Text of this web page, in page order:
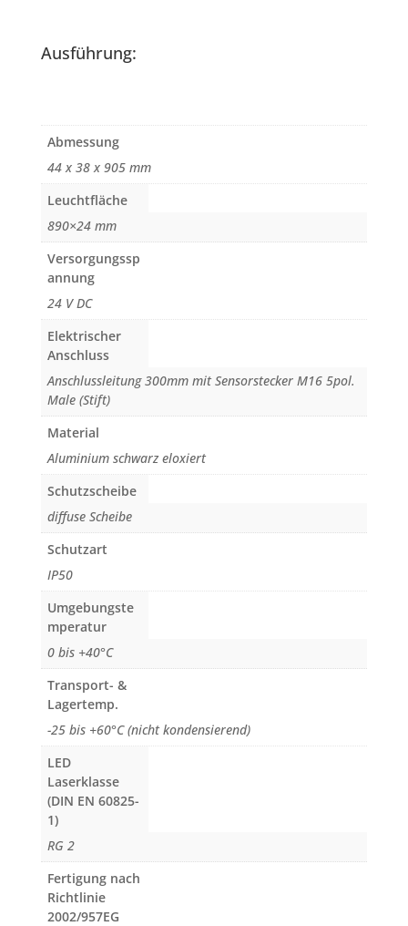
Ausführung:
Abmessung
44 x 38 x 905 mm
Leuchtfläche
890×24 mm
Versorgungssp
annung
24 V DC
Elektrischer
Anschluss
Anschlussleitung 300mm mit Sensorstecker M16 5pol.
Male (Stift)
Material
Aluminium schwarz eloxiert
Schutzscheibe
diffuse Scheibe
Schutzart
IP50
Umgebungste
mperatur
0 bis +40°C
Transport- &
Lagertemp.
-25 bis +60°C (nicht kondensierend)
LED
Laserklasse
(DIN EN 60825-
1)
RG 2
Fertigung nach
Richtlinie
2002/957EG